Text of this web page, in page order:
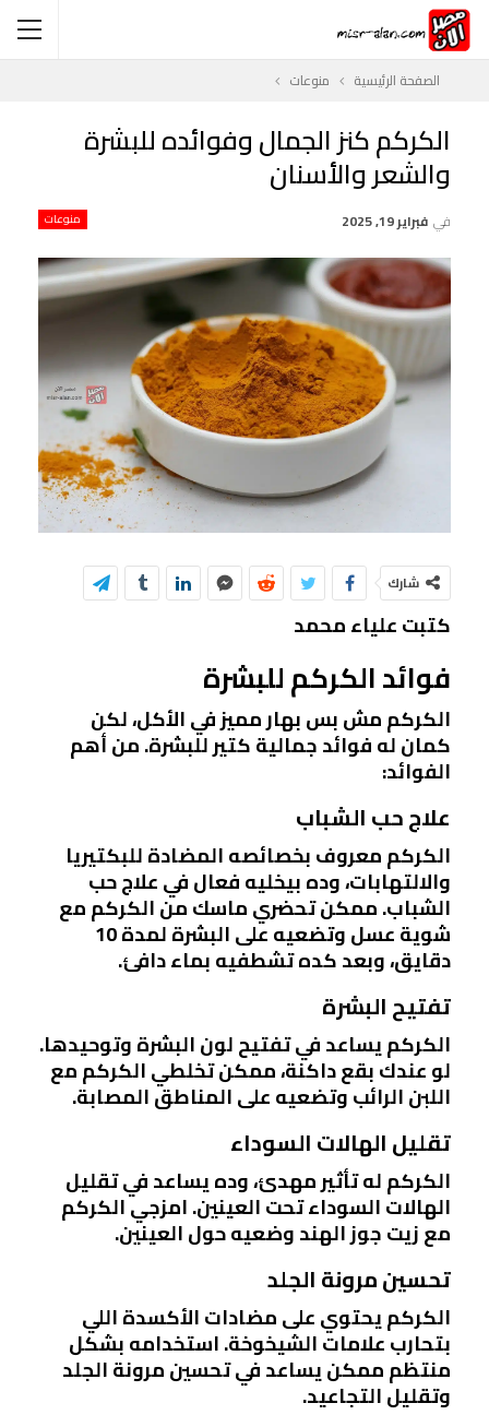
الصفحة الرئيسية منوعات
الكركم كنز الجمال وفوائده للبشرة
والشعر والأسنان
منوعات في فبراير 19, 2025
شارك
كتبت علياء محمد
فوائد الكركم للبشرة
الكركم مش بس بهار مميز في الأكل، لكن
كمان له فوائد جمالية كتير للبشرة. من أهم
الفوائد:
علاج حب الشباب
الكركم معروف بخصائصه المضادة للبكتيريا
والالتهابات، وده بيخليه فعال في علاج حب
الشباب. ممكن تحضري ماسك من الكركم مع
شوية عسل وتضعيه على البشرة لمدة 10
دقايق، وبعد كده تشطفيه بماء دافئ.
تفتيح البشرة
الكركم يساعد في تفتيح لون البشرة وتوحيدها.
لو عندك بقع داكنة، ممكن تخلطي الكركم مع
اللبن الرائب وتضعيه على المناطق المصابة.
تقليل الهالات السوداء
الكركم له تأثير مهدئ، وده يساعد في تقليل
الهالات السوداء تحت العينين. امزجي الكركم
مع زيت جوز الهند وضعيه حول العينين.
تحسين مرونة الجلد
الكركم يحتوي على مضادات الأكسدة اللي
بتحارب علامات الشيخوخة. استخدامه بشكل
منتظم ممكن يساعد في تحسين مرونة الجلد
وتقليل التجاعيد.